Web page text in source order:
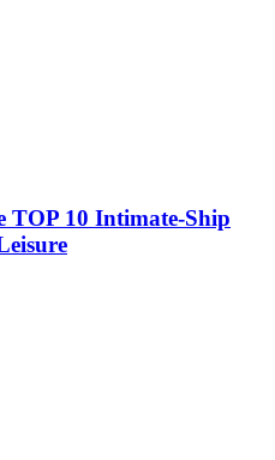
TOP 10 Intimate-Ship